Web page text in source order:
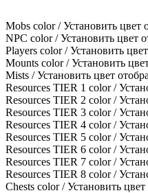
Mobs color / Установить цвет
NPC color / Установить цвет
Players color / Установить
Mounts color / Установить
Mists / Установить цвет
Resources TIER 1 color /
Resources TIER 2 color /
Resources TIER 3 color /
Resources TIER 4 color /
Resources TIER 5 color /
Resources TIER 6 color /
Resources TIER 7 color /
Resources TIER 8 color /
Chests color / Установить